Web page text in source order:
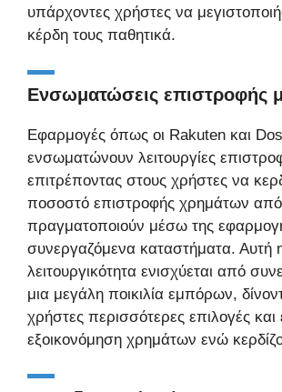
υπάρχοντες χρήστες να
κέρδη τους παθητικά.
Ενσωματώσεις επιστροφής
Εφαρμογές όπως οι Rakuten και
ενσωματώνουν λειτουργίες
επιτρέποντας στους χρήστες να
ποσοστό επιστροφής χρημάτων
πραγματοποιούν μέσω της
συνεργαζόμενα καταστήματα. Αυτή
λειτουργικότητα ενισχύεται από
μια μεγάλη ποικιλία εμπόρων,
χρήστες περισσότερες επιλογές και
εξοικονόμηση χρημάτων ενώ